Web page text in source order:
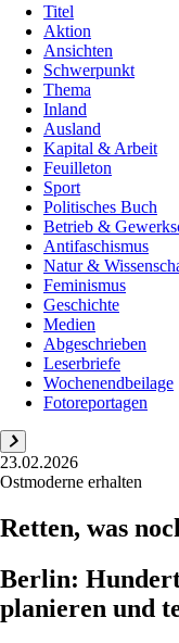
Titel
Aktion
Ansichten
Schwerpunkt
Thema
Inland
Ausland
Kapital & Arbeit
Feuilleton
Sport
Politisches Buch
Betrieb &
Antifaschismus
Natur &
Feminismus
Geschichte
Medien
Abgeschrieben
Leserbriefe
Wochenendbeilage
Fotoreportagen
23.02.2026
Ostmoderne erhalten
Retten, was
Berlin:
planieren und